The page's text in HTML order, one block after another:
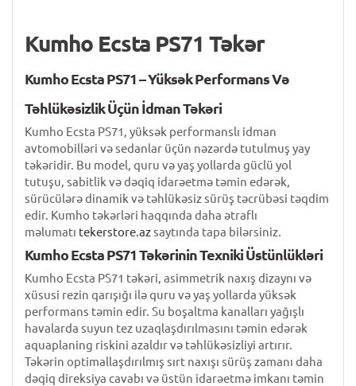
Kumho Ecsta PS71 Təkər
Kumho Ecsta PS71 – Yüksək Performans Və
Təhlükəsizlik Üçün İdman Təkəri
Kumho Ecsta PS71, yüksək performanslı idman
avtomobilləri və sedanlar üçün nəzərdə tutulmuş yay
təkəridir. Bu model, quru və yaş yollarda güclü yol
tutuşu, sabitlik və dəqiq idarəetmə təmin edərək,
sürücülərə dinamik və təhlükəsiz sürüş təcrübəsi təqdim
edir. Kumho təkərləri haqqında daha ətraflı
məlumatı tekerstore.azsaytında tapa bilərsiniz.
Kumho Ecsta PS71 Təkərinin Texniki Üstünlükləri
Kumho Ecsta PS71 təkəri, asimmetrik naxış dizaynı və
xüsusi rezin qarışığı ilə quru və yaş yollarda yüksək
performans təmin edir. Su boşaltma kanalları yağışlı
havalarda suyun tez uzaqlaşdırılmasını təmin edərək
aquaplaning riskini azaldır və təhlükəsizliyi artırır.
Təkərin optimallaşdırılmış sırt naxışı sürüş zamanı daha
dəqiq direksiya cavabı və üstün idarəetmə imkanı təmin